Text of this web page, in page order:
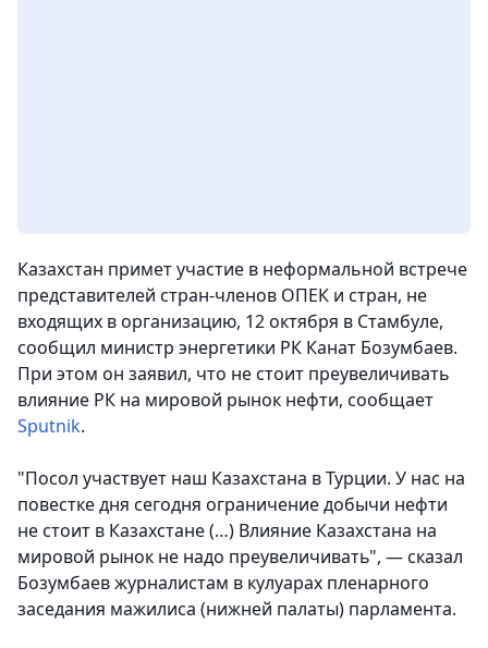
Казахстан примет участие в неформальной встрече
представителей стран-членов ОПЕК и стран, не
входящих в организацию, 12 октября в Стамбуле,
сообщил министр энергетики РК Канат Бозумбаев.
При этом он заявил, что не стоит преувеличивать
влияние РК на мировой рынок нефти, сообщает
Sputnik.
"Посол участвует наш Казахстана в Турции. У нас на
повестке дня сегодня ограничение добычи нефти
не стоит в Казахстане (…) Влияние Казахстана на
мировой рынок не надо преувеличивать", — сказал
Бозумбаев журналистам в кулуарах пленарного
заседания мажилиса (нижней палаты) парламента.